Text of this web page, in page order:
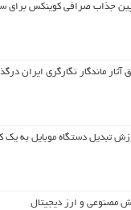
جذاب صرافی کوینکس برای
آثار ماندگار نگارگری ایران
تبدیل دستگاه موبایل به
مصنوعی و ارز دیجیتال